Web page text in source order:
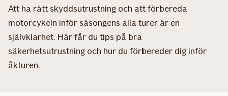
Att ha rätt skyddsutrustning och att förbereda
motorcykeln inför säsongens alla turer är en
självklarhet. Här får du tips på bra
säkerhetsutrustning och hur du förbereder dig inför
åkturen.